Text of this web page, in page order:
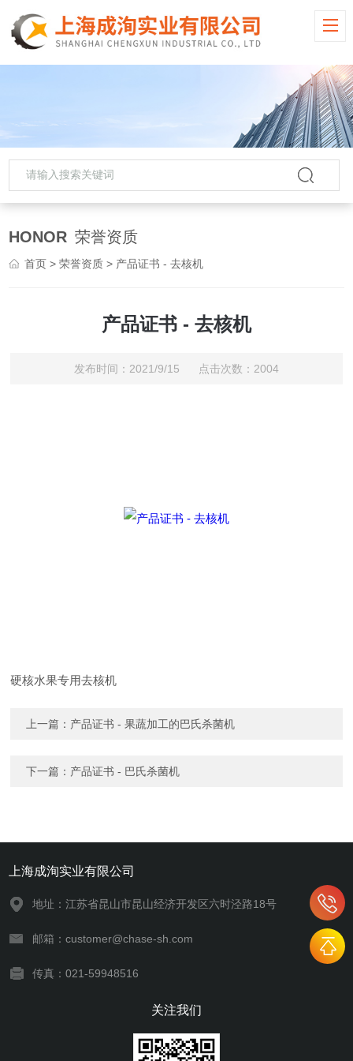
HONOR 荣誉资质
首页 >荣誉资质 > 产品证书 - 去核机
产品证书 - 去核机
发布时间：2021/9/15 点击次数：2004
硬核水果专用去核机
上一篇： 产品证书 - 果蔬加工的巴氏杀菌机
下一篇： 产品证书 - 巴氏杀菌机
上海成洵实业有限公司
地址：江苏省昆山市昆山经济开发区六时泾路18号
邮箱：customer@chase-sh.com
传真：021-59948516
关注我们